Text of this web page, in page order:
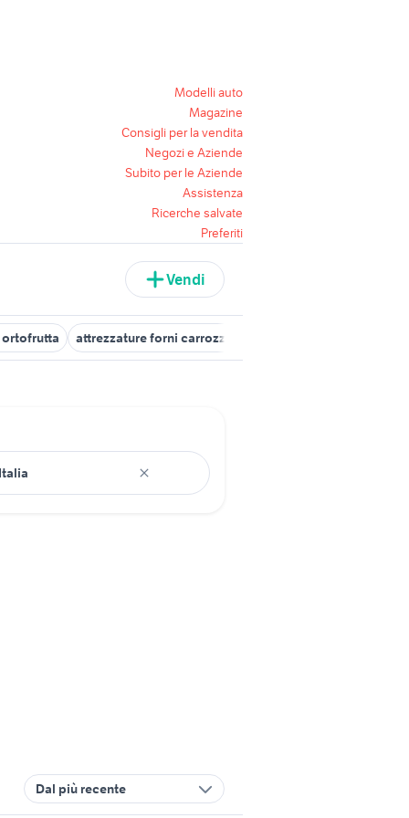
Modelli auto
Magazine
Consigli per la vendita
Negozi e Aziende
Subito per le Aziende
Assistenza
Ricerche salvate
Preferiti
Vendi
ortofrutta attrezzature forni carrozzeria
Dal più recente